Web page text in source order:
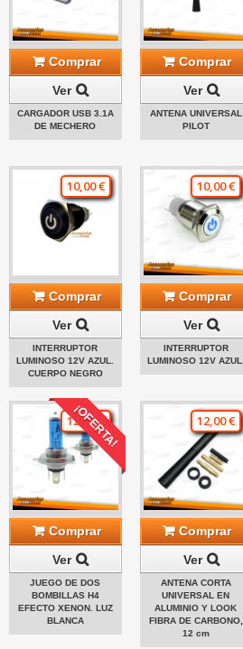
Comprar
Ver
CARGADOR USB 3.1A
DE MECHERO
Comprar
Ver
ANTENA UNIVERSAL
PILOT
10,00 €
Comprar
Ver
INTERRUPTOR
LUMINOSO 12V AZUL.
CUERPO NEGRO
10,00 €
Comprar
Ver
INTERRUPTOR
LUMINOSO 12V AZUL.
¡OFERTA!
12,00 €
Comprar
Ver
JUEGO DE DOS
BOMBILLAS H4
EFECTO XENON. LUZ
BLANCA
12,00 €
Comprar
Ver
ANTENA CORTA
UNIVERSAL EN
ALUMINIO Y LOOK
FIBRA DE CARBONO,
12 cm